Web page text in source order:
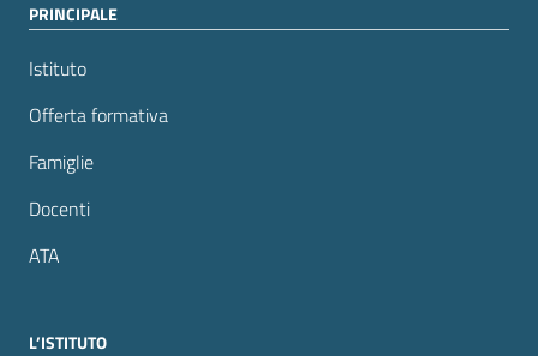
PRINCIPALE
Istituto
Offerta formativa
Famiglie
Docenti
ATA
L’ISTITUTO